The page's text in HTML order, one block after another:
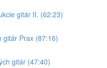
gitár II. (62:23)
gitár Prax (87:16)
gitár (47:40)